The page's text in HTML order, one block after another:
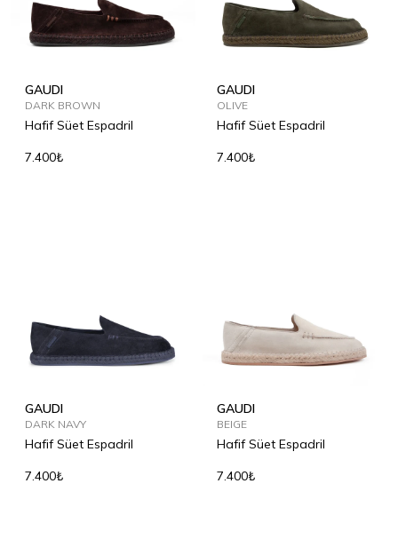
GAUDI
DARK BROWN
Hafif Süet Espadril
7.400₺
GAUDI
OLIVE
Hafif Süet Espadril
7.400₺
GAUDI
DARK NAVY
Hafif Süet Espadril
7.400₺
GAUDI
BEIGE
Hafif Süet Espadril
7.400₺